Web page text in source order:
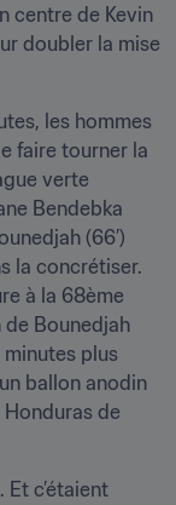
centre de Kevin
doubler la mise
les hommes
faire tourner la
verte
Bendebka
(66’)
la concrétiser.
à la 68ème
Bounedjah
minutes plus
ballon anodin
de
Et c’étaient